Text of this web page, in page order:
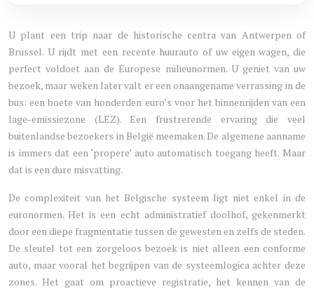
U plant een trip naar de historische centra van Antwerpen of
Brussel. U rijdt met een recente huurauto of uw eigen wagen, die
perfect voldoet aan de Europese milieunormen. U geniet van uw
bezoek, maar weken later valt er een onaangename verrassing in de
bus: een boete van honderden euro’s voor het binnenrijden van een
lage-emissiezone (LEZ). Een frustrerende ervaring die veel
buitenlandse bezoekers in België meemaken. De algemene aanname
is immers dat een ‘propere’ auto automatisch toegang heeft. Maar
dat is een dure misvatting.
De complexiteit van het Belgische systeem ligt niet enkel in de
euronormen. Het is een echt administratief doolhof, gekenmerkt
door een diepe fragmentatie tussen de gewesten en zelfs de steden.
De sleutel tot een zorgeloos bezoek is niet alleen een conforme
auto, maar vooral het begrijpen van de systeemlogica achter deze
zones. Het gaat om proactieve registratie, het kennen van de